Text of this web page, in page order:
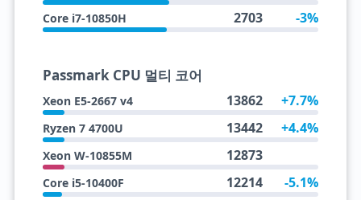
Core i7-10850H 2703 -3%
Passmark CPU 멀티 코어
Xeon E5-2667 v4 13862 +7.7%
Ryzen 7 4700U 13442 +4.4%
Xeon W-10855M 12873
Core i5-10400F 12214 -5.1%